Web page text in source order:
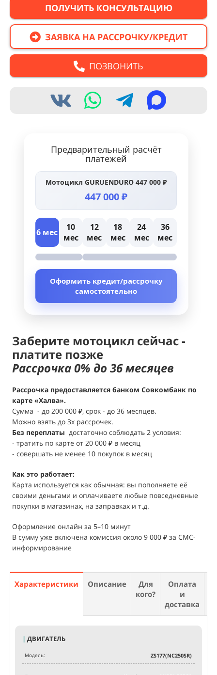
ПОЛУЧИТЬ КОНСУЛЬТАЦИЮ
ЗАЯВКА НА РАССРОЧКУ/КРЕДИТ
ПОЗВОНИТЬ
Предварительный расчёт
платежей
Мотоцикл GURUENDURO 447 000 ₽
447 000 ₽
6 мес
10
мес
12
мес
18
мес
24
мес
36
мес
Оформить кредит/рассрочку
самостоятельно
Заберите мотоцикл сейчас -
платите позже
Рассрочка 0% до 36 месяцев
Рассрочка предоставляется банком Совкомбанк по
карте «Халва».
Сумма - до 200 000 ₽, срок - до 36 месяцев.
Можно взять до 3х рассрочек.
Без переплаты достаточно соблюдать 2 условия:
- тратить по карте от 20 000 ₽ в месяц
- совершать не менее 10 покупок в месяц
Как это работает:
Карта используется как обычная: вы пополняете её
своими деньгами и оплачиваете любые повседневные
покупки в магазинах, на заправках и т.д.
Оформление онлайн за 5–10 минут
В сумму уже включена комиссия около 9 000 ₽ за СМС-
информирование
Характеристики Описание
Для
кого?
Оплата
и
доставка
| ДВИГАТЕЛЬ
Модель: ZS177(NC250SR)